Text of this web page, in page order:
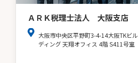
ＡＲＫ税理士法人 大阪支店
大阪市中央区平野町3-4-14大阪TKビル
ディング 天翔オフィス 4階 S411号室